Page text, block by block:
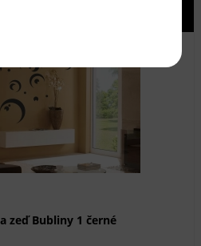
zeď Bubliny 1 černé